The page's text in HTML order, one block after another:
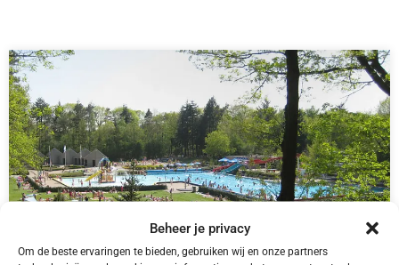
Beheer je privacy
Om de beste ervaringen te bieden, gebruiken wij en onze partners